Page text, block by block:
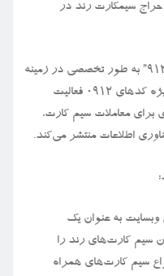
سیمكارت رند در
وبسایت rond912.ir با عنوان “خط رند ۹۱۲” به طور تخصصی در زمینه
خرید و فروش سیم کارت‌های رند به ویژه کدهای ۰۹۱۲ فعالیت
برای معاملات سیم کارت،
اطلاعات منتشر می‌کند.
وبسایت به عنوان یک
سیم کارت‌های رند را
سیم کارت‌های همراه